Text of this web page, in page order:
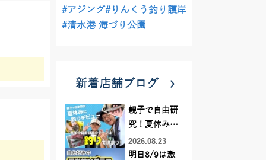
#アジング#りんくう釣り護岸
#清水港 海づり公園
新着店舗ブログ
親子で自由研
究！夏休みに
釣りデビュー
2026.08.23
明日8/9は激